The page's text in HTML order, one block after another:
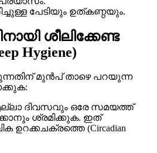
പേടിയും ഉത്കണ്ഠയും.
ശീലിക്കേണ്ട
Hygiene)
മുൻപ് താഴെ പറയുന്ന
ദിവസവും ഒരേ സമയത്ത്
ശ്രമിക്കുക. ഇത്
ഉറക്കചക്രത്തെ (Circadian